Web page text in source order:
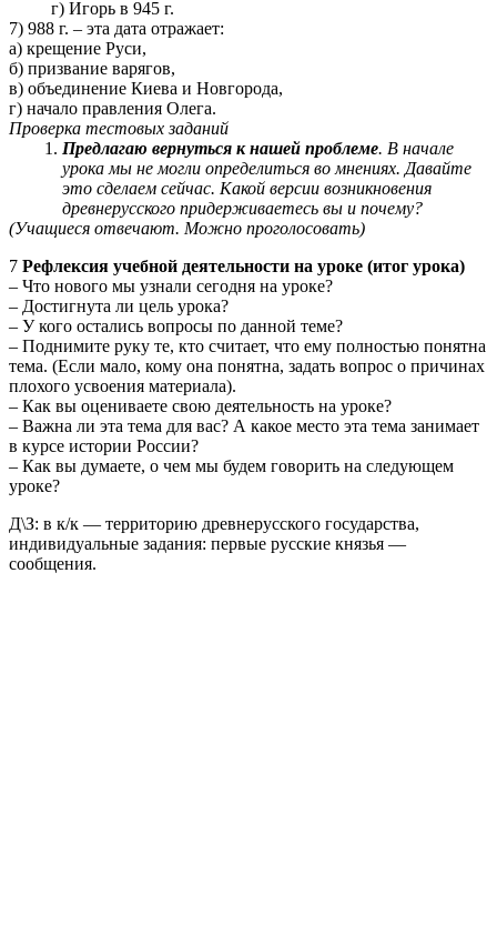
г) Игорь в 945 г.
7) 988 г. – эта дата отражает:
а) крещение Руси,
б) призвание варягов,
в) объединение Киева и Новгорода,
г) начало правления Олега.
Проверка тестовых заданий
Предлагаю вернуться к нашей проблеме. В начале
урока мы не могли определиться во мнениях. Давайте
это сделаем сейчас. Какой версии возникновения
древнерусского придерживаетесь вы и почему?
(Учащиеся отвечают. Можно проголосовать)
7 Рефлексия учебной деятельности на уроке (итог урока)
– Что нового мы узнали сегодня на уроке?
– Достигнута ли цель урока?
– У кого остались вопросы по данной теме?
– Поднимите руку те, кто считает, что ему полностью понятна
тема. (Если мало, кому она понятна, задать вопрос о причинах
плохого усвоения материала).
– Как вы оцениваете свою деятельность на уроке?
– Важна ли эта тема для вас? А какое место эта тема занимает
в курсе истории России?
– Как вы думаете, о чем мы будем говорить на следующем
уроке?
Д\З: в к/к — территорию древнерусского государства,
индивидуальные задания: первые русские князья —
сообщения.